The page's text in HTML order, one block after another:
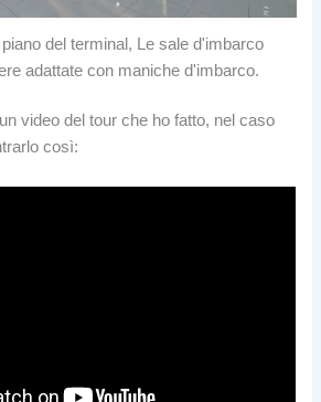
del terminal, Le sale d'imbarco
adattate con maniche d'imbarco.
video del tour che ho fatto, nel caso
così: